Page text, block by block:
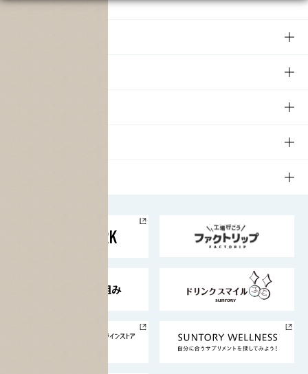
サントリーサンバーズ大阪
サントリーが考えるサステナビリティ経営